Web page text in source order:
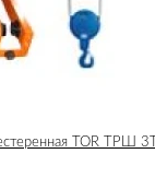
TOR ТРШ